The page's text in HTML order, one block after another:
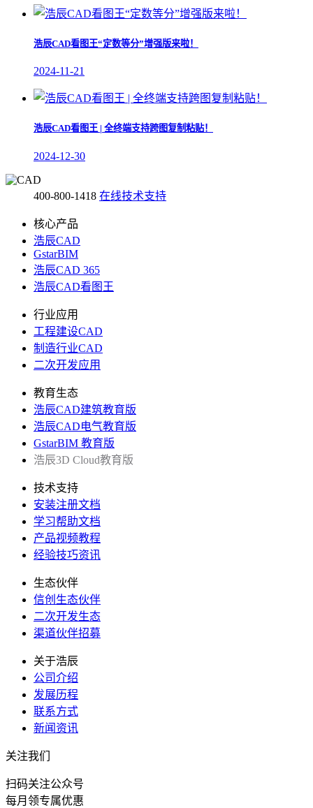
浩辰CAD看图王“定数等分”增强版来啦！
2024-11-21
浩辰CAD看图王 | 全终端支持跨图复制粘贴！
2024-12-30
400-800-1418 在线技术支持
核心产品
浩辰CAD
GstarBIM
浩辰CAD 365
浩辰CAD看图王
行业应用
工程建设CAD
制造行业CAD
二次开发应用
教育生态
浩辰CAD建筑教育版
浩辰CAD电气教育版
GstarBIM 教育版
浩辰3D Cloud教育版
技术支持
安装注册文档
学习帮助文档
产品视频教程
经验技巧资讯
生态伙伴
信创生态伙伴
二次开发生态
渠道伙伴招募
关于浩辰
公司介绍
发展历程
联系方式
新闻资讯
关注我们
扫码关注公众号
每月领专属优惠